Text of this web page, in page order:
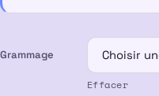
Grammage
Effacer